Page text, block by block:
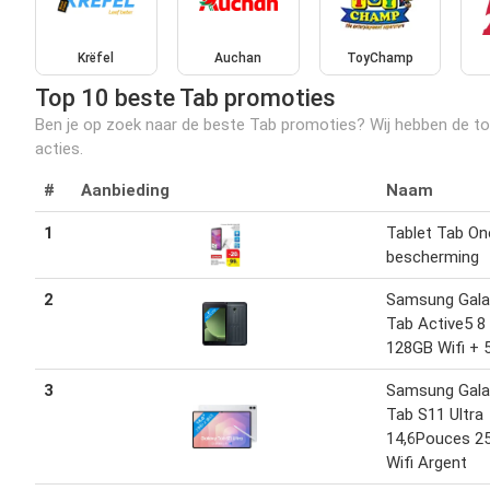
Krëfel Auchan ToyChamp
Top 10 beste Tab promoties
Ben je op zoek naar de beste Tab promoties? Wij hebben de
acties.
# Aanbieding Naam
1
Tablet Tab
bescherming
2
Samsung
Tab Active5 8
128GB Wifi +
3
Samsung
Tab S11 Ultra
14,6Pouces
Wifi Argent